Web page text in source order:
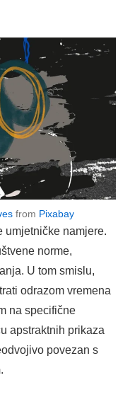
from Pixabay
umjetničke namjere.
norme,
U tom smislu,
odrazom vremena
na specifične
apstraktnih prikaza
povezan s